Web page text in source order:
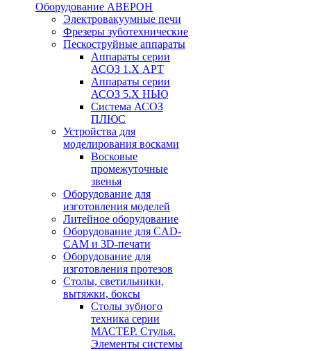
Оборудование АВЕРОН
Электровакуумные печи
Фрезеры зуботехнические
Пескоструйные аппараты
Аппараты серии
АСОЗ 1.Х АРТ
Аппараты серии
АСОЗ 5.Х НЬЮ
Система АСОЗ
ПЛЮС
Устройства для
моделирования восками
Восковые
промежуточные
звенья
Оборудование для
изготовления моделей
Литейное оборудование
Оборудование для CAD-
CAM и 3D-печати
Оборудование для
изготовления протезов
Cтолы, светильники,
вытяжки, боксы
Столы зубного
техника серии
МАСТЕР. Стулья.
Элементы системы